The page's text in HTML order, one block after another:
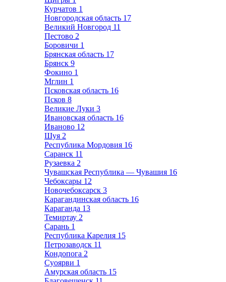
Курчатов 1
Новгородская область 17
Великий Новгород 11
Пестово 2
Боровичи 1
Брянская область 17
Брянск 9
Фокино 1
Мглин 1
Псковская область 16
Псков 8
Великие Луки 3
Ивановская область 16
Иваново 12
Шуя 2
Республика Мордовия 16
Саранск 11
Рузаевка 2
Чувашская Республика — Чувашия 16
Чебоксары 12
Новочебоксарск 3
Карагандинская область 16
Караганда 13
Темиртау 2
Сарань 1
Республика Карелия 15
Петрозаводск 11
Кондопога 2
Суоярви 1
Амурская область 15